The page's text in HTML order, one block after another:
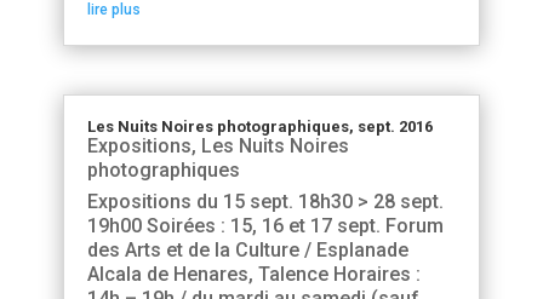
lire plus
Les Nuits Noires photographiques, sept. 2016
Expositions, Les Nuits Noires
photographiques
Expositions du 15 sept. 18h30 > 28 sept.
19h00 Soirées : 15, 16 et 17 sept. Forum
des Arts et de la Culture / Esplanade
Alcala de Henares, Talence Horaires :